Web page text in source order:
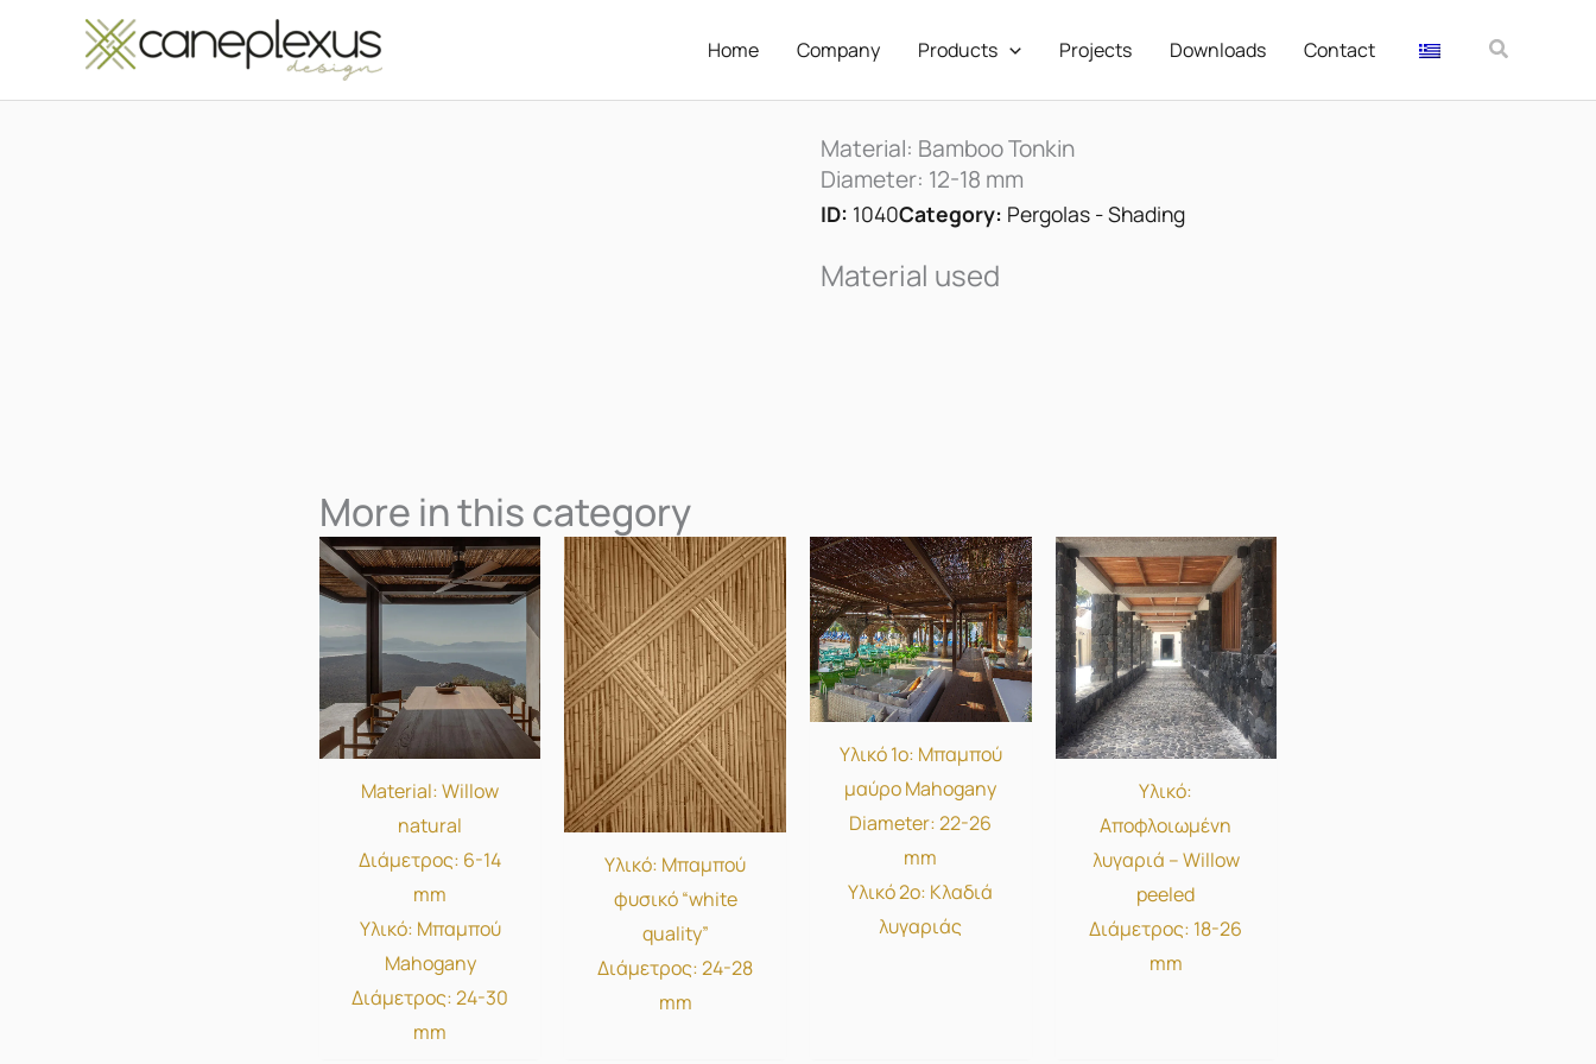
Μετάβαση
Home Company Products Projects Downloads Contact Αναζήτηση
Material: Bamboo Tonkin
Diameter: 12-18 mm
ID: 1040Category: Pergolas - Shading
Material used
More in this category
Material: Willow
natural
Διάμετρος: 6-14
mm
Υλικό: Μπαμπού
Mahogany
Διάμετρος: 24-30
mm
Υλικό: Μπαμπού
φυσικό “white
quality”
Διάμετρος: 24-28
mm
Υλικό 1ο: Μπαμπού
μαύρο Mahogany
Diameter: 22-26
mm
Υλικό 2ο: Κλαδιά
λυγαριάς
Υλικό:
Αποφλοιωμένη
λυγαριά – Willow
peeled
Διάμετρος: 18-26
mm